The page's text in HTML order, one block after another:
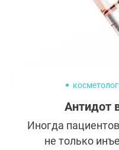
длительный
который
этот
формирует
Антидот
Иногда
не только